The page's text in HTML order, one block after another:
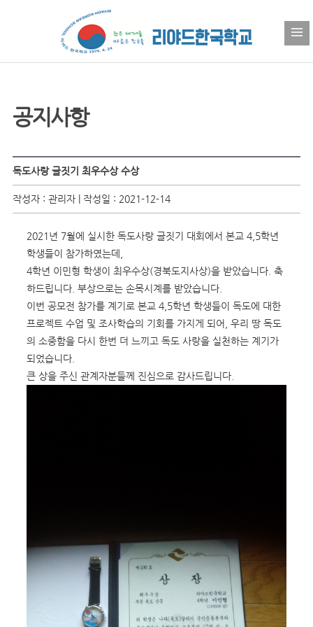
공지사항
독도사랑 글짓기 최우수상 수상
작성자 : 관리자 | 작성일 : 2021-12-14
2021년 7월에 실시한 독도사랑 글짓기 대회에서 본교 4,5학년
학생들이 참가하였는데,
4학년 이민형 학생이 최우수상(경북도지사상)을 받았습니다. 축
하드립니다. 부상으로는 손목시계를 받았습니다.
이번 공모전 참가를 계기로 본교 4,5학년 학생들이 독도에 대한
프로젝트 수업 및 조사학습의 기회를 가지게 되어, 우리 땅 독도
의 소중함을 다시 한번 더 느끼고 독도 사랑을 실천하는 계기가
되었습니다.
큰 상을 주신 관계자분들께 진심으로 감사드립니다.